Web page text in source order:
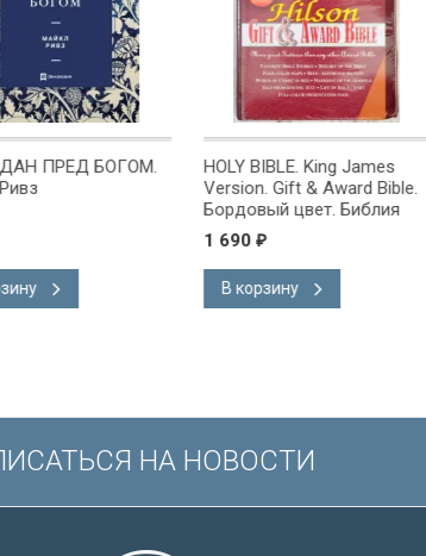
ПРЕД БОГОМ.
HOLY BIBLE. King James
Version. Gift & Award Bible.
Бордовый цвет. Библия
Короля Иакова на
английском языке.
Словарь, карты, закладка,
подарочная вкладка, слова
1 690 ₽
В корзину
НА НОВОСТИ